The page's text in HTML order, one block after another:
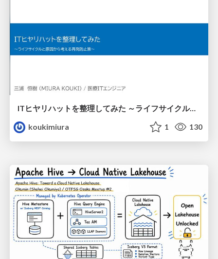
ITヒヤリハットを整理してみた ～ライフサイクルと原因から考える再発防止策～
koukimiura
1 130